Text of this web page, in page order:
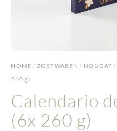
HOME / ZOETWAREN / NOUGAT /
260 g)
Calendario
(6x 260 g)